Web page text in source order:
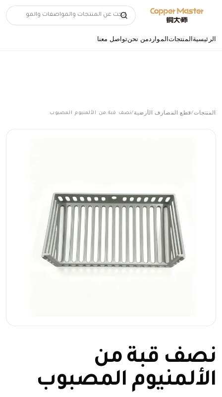
الرئيسيةالمنتجاتالمواردمن نحنتواصل معنا
المنتجات/قطع المصارف الأرضية /نصف قبة من الألمنيوم المصبوب
نصف قبة من
الألمنيوم المصبوب